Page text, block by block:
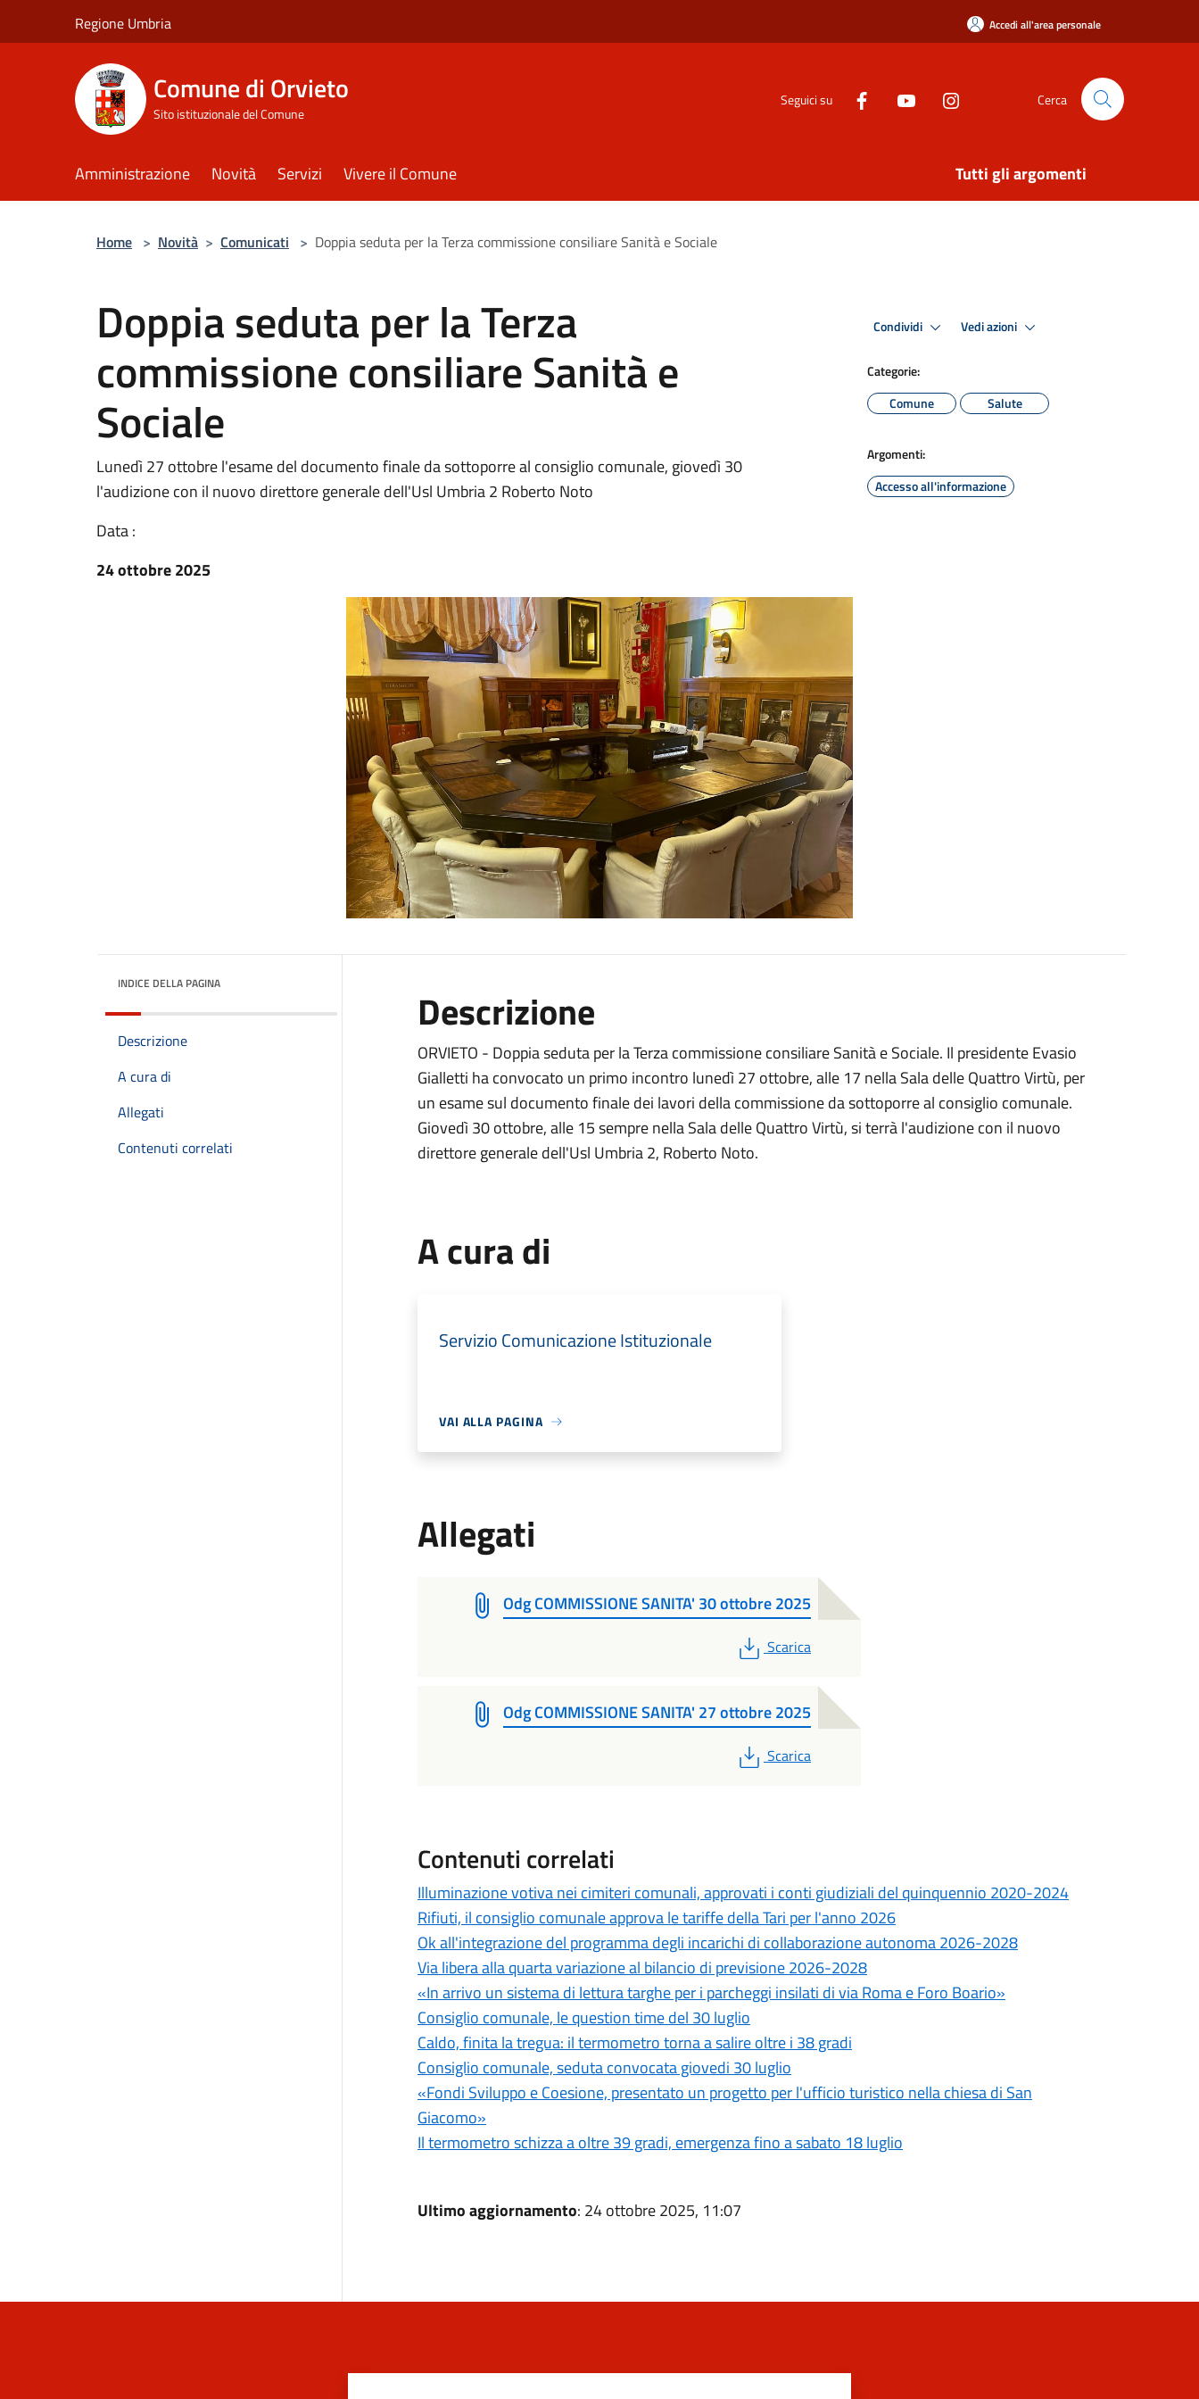
Regione Umbria Accedi all'area personale
Comune di Orvieto
Sito istituzionale del Comune
Seguici su Cerca
Amministrazione Novità Servizi Vivere il Comune Tutti gli argomenti
Home > Novità > Comunicati > Doppia seduta per la Terza commissione consiliare Sanità e Sociale
Doppia seduta per la Terza
commissione consiliare Sanità e
Sociale
Lunedì 27 ottobre l'esame del documento finale da sottoporre al consiglio comunale, giovedì 30
l'audizione con il nuovo direttore generale dell'Usl Umbria 2 Roberto Noto
Data :
24 ottobre 2025
Condividi Vedi azioni
Categorie:
Comune
Salute
Argomenti:
Accesso all'informazione
INDICE DELLA PAGINA
Descrizione
A cura di
Allegati
Contenuti correlati
Descrizione
ORVIETO - Doppia seduta per la Terza commissione consiliare Sanità e Sociale. Il presidente Evasio
Gialletti ha convocato un primo incontro lunedì 27 ottobre, alle 17 nella Sala delle Quattro Virtù, per
un esame sul documento finale dei lavori della commissione da sottoporre al consiglio comunale.
Giovedì 30 ottobre, alle 15 sempre nella Sala delle Quattro Virtù, si terrà l'audizione con il nuovo
direttore generale dell'Usl Umbria 2, Roberto Noto.
A cura di
Servizio Comunicazione Istituzionale
VAI ALLA PAGINA
Allegati
Odg COMMISSIONE SANITA' 30 ottobre 2025
PDF
Scarica
Odg COMMISSIONE SANITA' 27 ottobre 2025
PDF
Scarica
Contenuti correlati
Illuminazione votiva nei cimiteri comunali, approvati i conti giudiziali del quinquennio 2020-2024
Rifiuti, il consiglio comunale approva le tariffe della Tari per l'anno 2026
Ok all'integrazione del programma degli incarichi di collaborazione autonoma 2026-2028
Via libera alla quarta variazione al bilancio di previsione 2026-2028
«In arrivo un sistema di lettura targhe per i parcheggi insilati di via Roma e Foro Boario»
Consiglio comunale, le question time del 30 luglio
Caldo, finita la tregua: il termometro torna a salire oltre i 38 gradi
Consiglio comunale, seduta convocata giovedi 30 luglio
«Fondi Sviluppo e Coesione, presentato un progetto per l'ufficio turistico nella chiesa di San
Giacomo»
Il termometro schizza a oltre 39 gradi, emergenza fino a sabato 18 luglio
Ultimo aggiornamento: 24 ottobre 2025, 11:07